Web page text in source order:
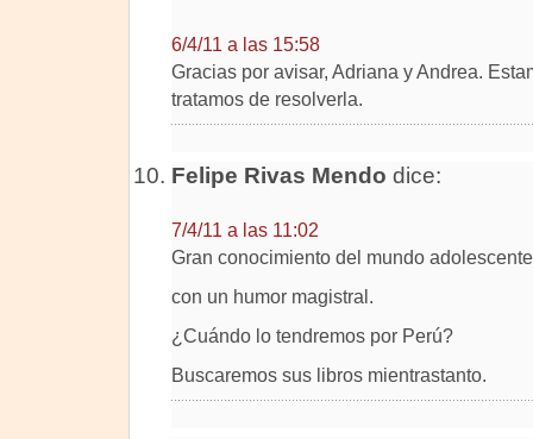
6/4/11 a las 15:58
Gracias por avisar, Adriana y Andrea.
tratamos de resolverla.
Felipe Rivas Mendo dice:
7/4/11 a las 11:02
Gran conocimiento del mundo
con un humor magistral.
¿Cuándo lo tendremos por Perú?
Buscaremos sus libros mientrastanto.